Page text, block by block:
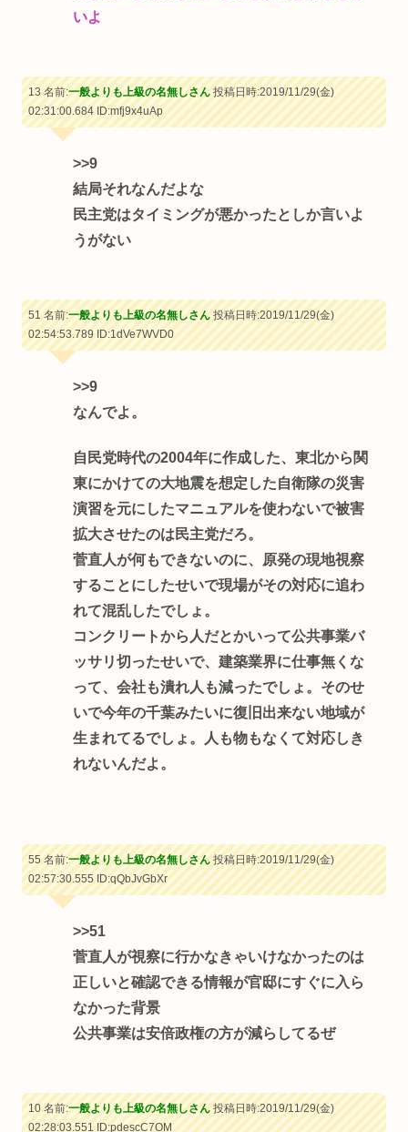
いよ
13 名前:一般よりも上級の名無しさん投稿日時:2019/11/29(金)
02:31:00.684ID:mfj9x4uAp
>>9
結局それなんだよな
民主党はタイミングが悪かったとしか言いよ
うがない
51 名前:一般よりも上級の名無しさん投稿日時:2019/11/29(金)
02:54:53.789ID:1dVe7WVD0
>>9
なんでよ。
自民党時代の2004年に作成した、東北から関
東にかけての大地震を想定した自衛隊の災害
演習を元にしたマニュアルを使わないで被害
拡大させたのは民主党だろ。
菅直人が何もできないのに、原発の現地視察
することにしたせいで現場がその対応に追わ
れて混乱したでしょ。
コンクリートから人だとかいって公共事業バ
ッサリ切ったせいで、建築業界に仕事無くな
って、会社も潰れ人も減ったでしょ。そのせ
いで今年の千葉みたいに復旧出来ない地域が
生まれてるでしょ。人も物もなくて対応しき
れないんだよ。
55 名前:一般よりも上級の名無しさん投稿日時:2019/11/29(金)
02:57:30.555ID:qQbJvGbXr
>>51
菅直人が視察に行かなきゃいけなかったのは
正しいと確認できる情報が官邸にすぐに入ら
なかった背景
公共事業は安倍政権の方が減らしてるぜ
10 名前:一般よりも上級の名無しさん投稿日時:2019/11/29(金)
02:28:03.551ID:pdescC7OM